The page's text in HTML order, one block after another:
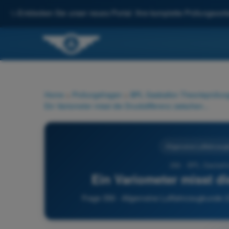
Entdecken Sie unser neues Portal: Ihre komplette
Home Prüfungsfragen BPL Gasballon
Ein Variometer misst die Druckdifferenz zwischen...
Ein Variometer misst
Frage 356 - Allgemeine Luftfahrzeugkunde